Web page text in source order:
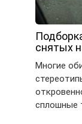
снятых
Многие
сплошные